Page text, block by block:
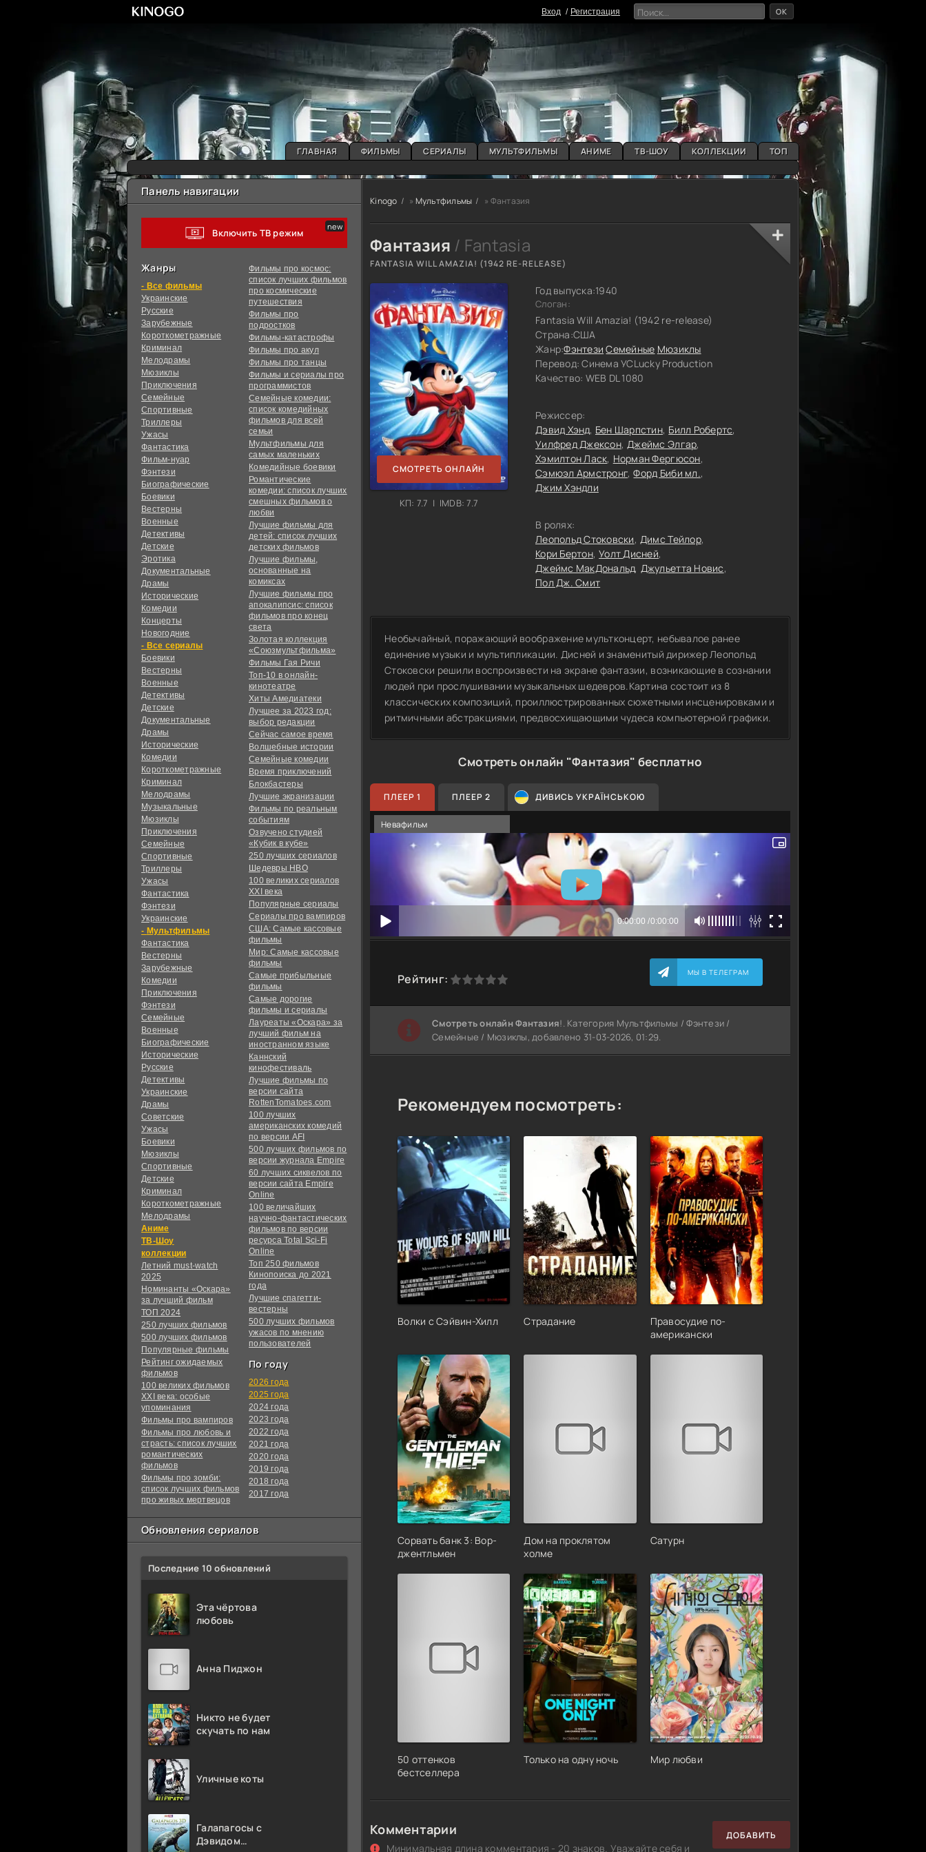
Вxoд Регистрация OK
ГЛАВНАЯ ФИЛЬМЫ СЕРИАЛЫ МУЛЬТФИЛЬМЫ АНИМЕ ТВ-ШОУ КОЛЛЕКЦИИ ТОП
Панель навигации
Включить ТВ режим
Жанры
фильмы
Украинcкие
Русские
Зарубежные
Короткометражные
Криминал
Мелодрамы
Мюзиклы
Приключения
Семейные
Спортивные
Триллеры
Ужасы
Фантастика
Фильм-нуар
Фэнтези
Биографические
Боевики
Вестерны
Военные
Детективы
Детские
Эротика
Документальные
Драмы
Исторические
Комедии
Концерты
Новогодние
сериалы
Боевики
Вестерны
Военные
Детективы
Детские
Документальные
Драмы
Исторические
Комедии
Короткометражные
Криминал
Мелодрамы
Музыкальные
Мюзиклы
Приключения
Семейные
Спортивные
Триллеры
Ужасы
Фантастика
Фэнтези
Украинcкие
Мультфильмы
Фантастика
Вестерны
Зарубежные
Комедии
Приключения
Фэнтези
Семейные
Военные
Биографические
Исторические
Русские
Детективы
Украинские
Драмы
Советские
Ужасы
Боевики
Мюзиклы
Спортивные
Детские
Криминал
Короткометражные
Мелодрамы
Аниме
ТВ-Шоу
коллекции
Летний must-watch
2025
Номинанты «Оскара»
за лучший фильм
ТОП 2024
250 лучших фильмов
500 лучших фильмов
Популярные фильмы
Рейтинг ожидаемых
фильмов
100 великих фильмов
XXI века: особые
упоминания
Фильмы про вампиров
Фильмы про любовь и
страсть: список лучших
романтических
фильмов
Фильмы про зомби:
список лучших фильмов
про живых мертвецов
Фильмы про космос:
список лучших фильмов
про космические
путешествия
Фильмы про
подростков
Фильмы-катастрофы
Фильмы про акул
Фильмы про танцы
Фильмы и сериалы про
программистов
Семейные комедии:
список комедийных
фильмов для всей
семьи
Мультфильмы для
самых маленьких
Комедийные боевики
Романтические
комедии: список лучших
смешных фильмов о
любви
Лучшие фильмы для
детей: список лучших
детских фильмов
Лучшие фильмы,
основанные на
комиксах
Лучшие фильмы про
апокалипсис: список
фильмов про конец
света
Золотая коллекция
«Союзмультфильма»
Фильмы Гая Ричи
Топ-10 в онлайн-
кинотеатре
Хиты Амедиатеки
Лучшее за 2023 год:
выбор редакции
Сейчас самое время
Волшебные истории
Семейные комедии
Время приключений
Блокбастеры
Лучшие экранизации
Фильмы по реальным
событиям
Озвучено студией
«Кубик в кубе»
250 лучших сериалов
Шедевры HBO
100 великих сериалов
XXI века
Популярные сериалы
Сериалы про вампиров
США: Самые кассовые
фильмы
Мир: Самые кассовые
фильмы
Самые прибыльные
фильмы
Самые дорогие
фильмы и сериалы
Лауреаты «Оскара» за
лучший фильм на
иностранном языке
Каннский
кинофестиваль
Лучшие фильмы по
версии сайта
RottenTomatoes.com
100 лучших
американских комедий
по версии AFI
500 лучших фильмов по
версии журнала Empire
60 лучших сиквелов по
версии сайта Empire
Online
100 величайших
научно-фантастических
фильмов по версии
ресурса Total Sci-Fi
Online
Топ 250 фильмов
Кинопоиска до 2021
года
Лучшие спагетти-
вестерны
500 лучших фильмов
ужасов по мнению
пользователей
По году
2026 года
2025 года
2024 года
2023 года
2022 года
2021 года
2020 года
2019 года
2018 года
2017 года
Обновления сериалов
Последние 10 обновлений
Эта чёртова
любовь
Анна Пиджон
Никто не будет
скучать по нам
Уличные коты
Галапагосы с
Дэвидом
Kinogo » Мультфильмы » Фантазия
Фантазия / Fantasia
FANTASIA WILL AMAZIA! (1942 RE-RELEASE)
СМОТРЕТЬ ОНЛАЙН
КП: 7.7 | IMDB: 7.7
Год выпуска:1940
Слоган:
Fantasia Will Amazia! (1942 re-release)
Страна:США
Жанр:Фэнтези Семейные Мюзиклы
Перевод:Синема УСLucky Production
Качество: WEB DL 1080
Режиссер:
Дэвид Хэнд Бен Шарпстин Билл Робертс
Уилфред Джексон Джеймс Элгар
Хэмилтон Ласк Норман Фергюсон
Сэмюэл Армстронг Форд Биби мл.
Джим Хэндли
В ролях:
Леопольд Стоковски Димс Тейлор
Кори Бертон Уолт Дисней
Джеймс МакДональд Джульетта Новис
Пол Дж. Смит
Необычайный, поражающий воображение мультконцерт, небывалое ранее
единение музыки и мультипликации. Дисней и знаменитый дирижер Леопольд
Стоковски решили воспроизвести на экране фантазии, возникающие в сознании
людей при прослушивании музыкальных шедевров.Картина состоит из 8
классических композиций, проиллюстрированных сюжетными инсценировками и
ритмичными абстракциями, предвосхищающими чудеса компьютерной графики.
Смотреть онлайн "Фантазия" бесплатно
ПЛЕЕР 1 ПЛЕЕР 2 ДИВИСЬ УКРАЇНСЬКОЮ
Невафильм
Рейтинг:
0 2 3 4 5 МЫ В ТЕЛЕГРАМ
Cмотреть онлайн Фантазия!. Категория Мультфильмы / Фэнтези /
Семейные / Мюзиклы, добавлено 31-03-2026, 01:29.
Рекомендуем посмотреть:
Волки с Сэйвин-Хилл Страдание
Правосудие по-
американски
Сорвать банк 3: Вор-
джентльмен
Дом на проклятом
холме
Сатурн
50 оттенков
бестселлера
Только на одну ночь Мир любви
Комментарии
Минимальная длина комментария - 20 знаков. Уважайте себя и
ДОБАВИТЬ